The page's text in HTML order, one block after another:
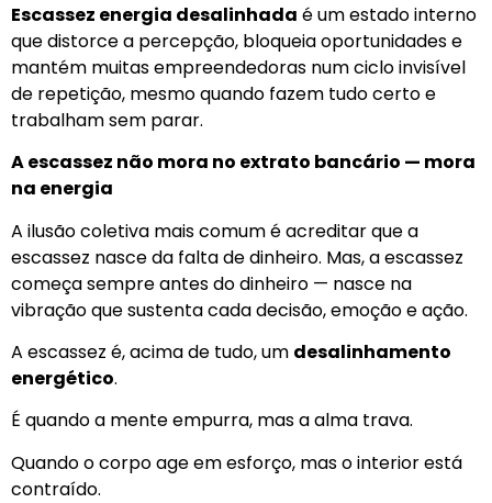
Escassez energia desalinhada é um estado interno
que distorce a percepção, bloqueia oportunidades e
mantém muitas empreendedoras num ciclo invisível
de repetição, mesmo quando fazem tudo certo e
trabalham sem parar.
A escassez não mora no extrato bancário — mora
na energia
A ilusão coletiva mais comum é acreditar que a
escassez nasce da falta de dinheiro. Mas, a escassez
começa sempre antes do dinheiro — nasce na
vibração que sustenta cada decisão, emoção e ação.
A escassez é, acima de tudo, um desalinhamento
energético.
É quando a mente empurra, mas a alma trava.
Quando o corpo age em esforço, mas o interior está
contraído.